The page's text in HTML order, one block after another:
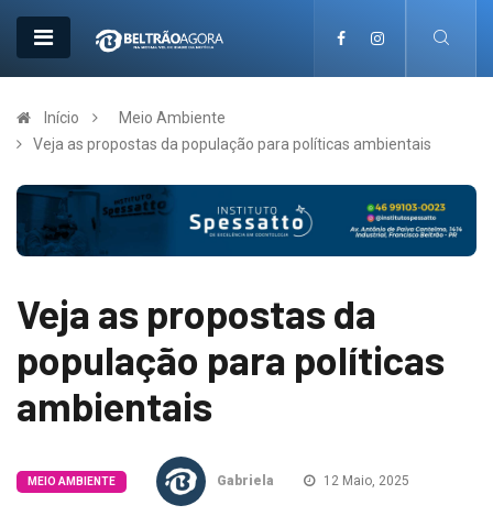
Início
Meio Ambiente
Veja as propostas da população para políticas ambientais
Veja as propostas da
população para políticas
ambientais
MEIO AMBIENTE Gabriela 12 Maio, 2025